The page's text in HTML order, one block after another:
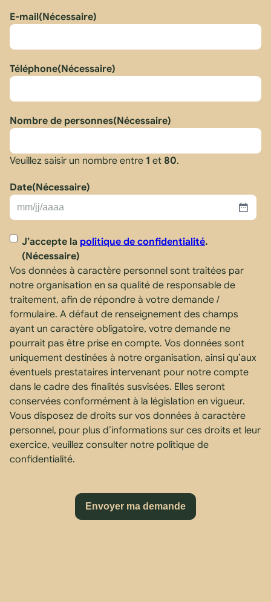
E-mail(Nécessaire)
Téléphone(Nécessaire)
Nombre de personnes(Nécessaire)
Veuillez saisir un nombre entre 1 et 80.
Date(Nécessaire)
MM
JJ
slash
AAAA
RGPD(Nécessaire)
J’accepte la politique de confidentialité.
(Nécessaire)
Vos données à caractère personnel sont traitées par
notre organisation en sa qualité de responsable de
traitement, afin de répondre à votre demande /
formulaire. A défaut de renseignement des champs
ayant un caractère obligatoire, votre demande ne
pourrait pas être prise en compte. Vos données sont
uniquement destinées à notre organisation, ainsi qu’aux
éventuels prestataires intervenant pour notre compte
dans le cadre des finalités susvisées. Elles seront
conservées conformément à la législation en vigueur.
Vous disposez de droits sur vos données à caractère
personnel, pour plus d’informations sur ces droits et leur
exercice, veuillez consulter notre politique de
confidentialité.